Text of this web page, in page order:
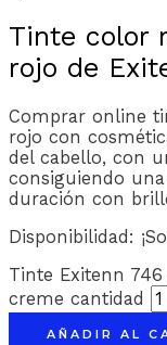
Tinte color
rojo de
Comprar online
rojo con
del cabello, con
consiguiendo
duración con
Disponibilidad:
Tinte Exitenn
creme cantidad
AÑADIR AL